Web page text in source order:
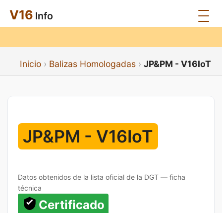
V16 Info
Inicio Balizas Homologadas JP&PM - V16IoT
JP&PM - V16IoT
Datos obtenidos de la lista oficial de la DGT — ficha
técnica
Certificado